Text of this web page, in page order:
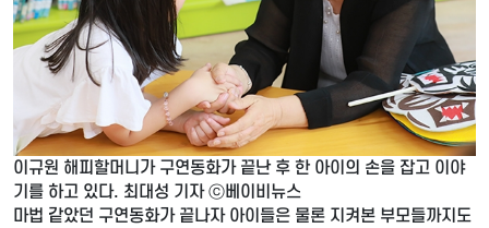
이규원 해피할머니가 구연동화가 끝난 후 한 아이의 손을 잡고 이야
기를 하고 있다. 최대성 기자 ⓒ베이비뉴스
마법 같았던 구연동화가 끝나자 아이들은 물론 지켜본 부모들까지도